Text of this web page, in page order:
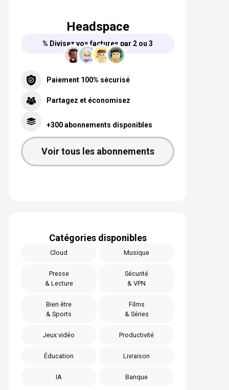
Headspace
% Divisez vos factures par 2 ou 3
Paiement 100% sécurisé
Partagez et économisez
+300 abonnements disponibles
Voir tous les abonnements
Catégories disponibles
Cloud Musique
Presse
& Lecture
Sécurité
& VPN
Bien être
& Sports
Films
& Séries
Jeux vidéo Productivité
Éducation Livraison
IA Banque